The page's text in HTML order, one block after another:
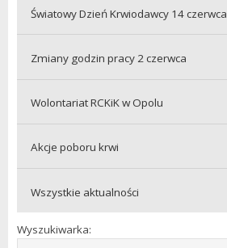
Światowy Dzień Krwiodawcy 14 czerwca
Zmiany godzin pracy 2 czerwca
Wolontariat RCKiK w Opolu
Akcje poboru krwi
Wszystkie aktualności
Wyszukiwarka: